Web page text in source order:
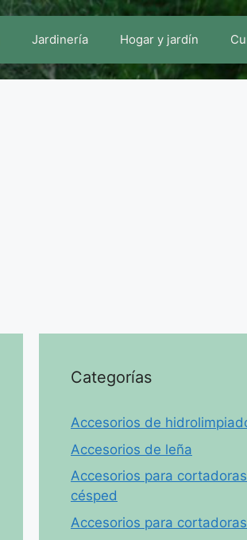
Jardinería Hogar y jardín
Categorías
Accesorios de
Accesorios de leña
Accesorios para
césped
Accesorios para